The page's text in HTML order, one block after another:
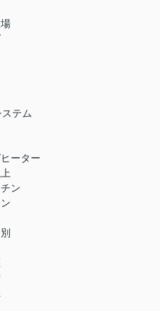
テム
ーター
ン